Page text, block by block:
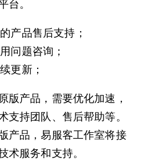
台。
产品售后支持；
问题咨询；
更新；
版产品，需要优化加速，
支持团队、售后帮助等。
产品，易服客工作室将接
术服务和支持。